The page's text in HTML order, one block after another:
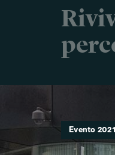
Evento 2021